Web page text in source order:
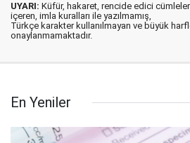
UYARI: Küfür, hakaret, rencide edici cümleler
içeren, imla kuralları ile yazılmamış,
Türkçe karakter kullanılmayan ve büyük
onaylanmamaktadır.
En Yeniler